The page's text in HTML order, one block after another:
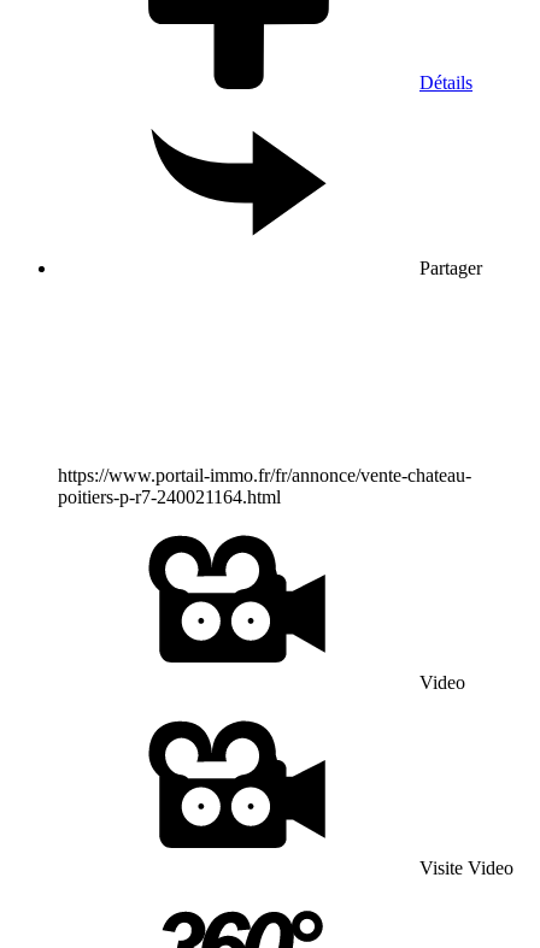
Détails
Partager
https://www.portail-immo.fr/fr/annonce/vente-chateau-
poitiers-p-r7-240021164.html
Video
Visite Video